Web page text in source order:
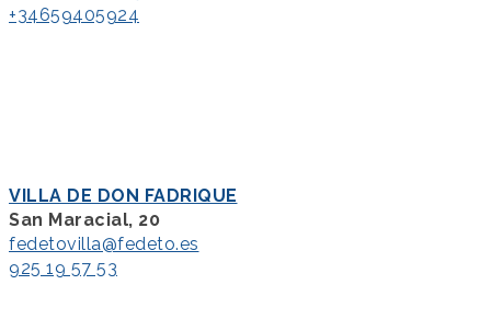
+34659405924
VILLA DE DON FADRIQUE
San Maracial, 20
fedetovilla@fedeto.es
925 19 57 53